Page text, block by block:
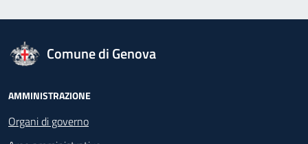
logo Unione Europea
Comune di Genova
Footer - Navigazione
AMMINISTRAZIONE
Organi di governo